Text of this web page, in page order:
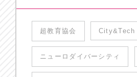
超教育協会 City&Tech
ニューロダイバーシティ